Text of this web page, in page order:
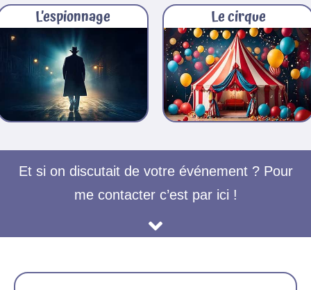
L’espionnage Le cirque
Et si on discutait de votre événement ? Pour
me contacter c’est par ici !